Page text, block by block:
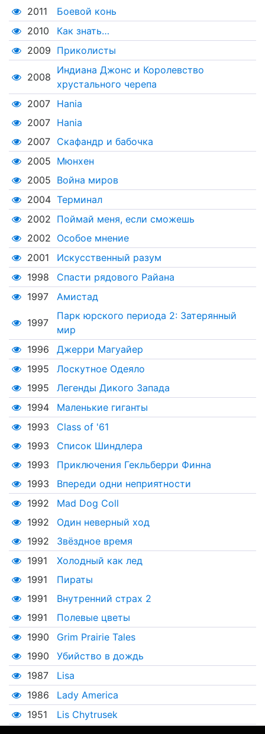
2011
Боевой конь
2010
Как знать…
2009 Приколисты
2008
Индиана Джонс и Королевство
хрустального черепа
2007
Hania
2007
Hania
2007
Скафандр и бабочка
2005 Мюнхен
2005 Война миров
2004 Терминал
2002 Поймай меня, если сможешь
2002 Особое мнение
2001
Искусственный разум
1998
Спасти рядового Райана
1997
Амистад
1997
Парк юрского периода 2: Затерянный
мир
1996
Джерри Магуайер
1995
Лоскутное Одеяло
1995
Легенды Дикого Запада
1994
Маленькие гиганты
1993
Class of '61
1993
Список Шиндлера
1993
Приключения Гекльберри Финна
1993
Впереди одни неприятности
1992
Mad Dog Coll
1992
Один неверный ход
1992
Звёздное время
1991
Холодный как лед
1991
Пираты
1991
Внутренний страх 2
1991
Полевые цветы
1990
Grim Prairie Tales
1990
Убийство в дождь
1987
Lisa
1986
Lady America
1951
Lis Chytrusek